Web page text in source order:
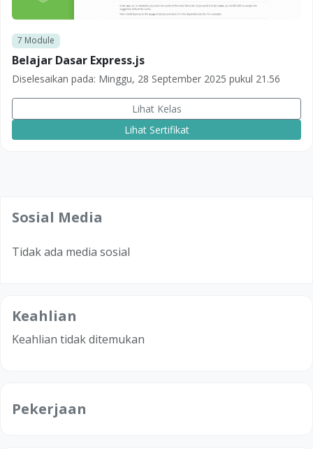
7 Module
Belajar Dasar Express.js
Diselesaikan pada: Minggu, 28 September 2025 pukul 21.56
Lihat Kelas
Lihat Sertifikat
Sosial Media
Tidak ada media sosial
Keahlian
Keahlian tidak ditemukan
Pekerjaan